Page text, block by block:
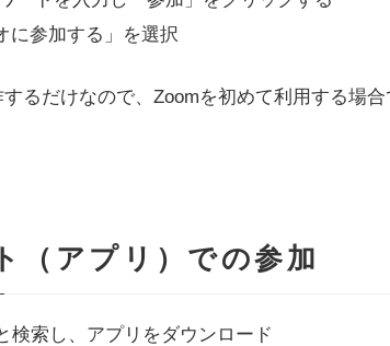
に参加する」を選択
るだけなので、Zoomを初めて利用する場
（アプリ）での参加
検索し、アプリをダウンロード